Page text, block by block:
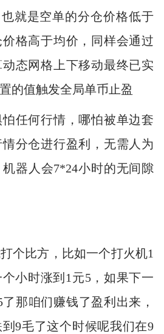
就是空单的分仓价格低于
格高于均价，同样会通过
态网格上下移动最终已实
的值触发全局单币止盈
任何行情，哪怕被单边套
分仓进行盈利，无需人为
器人会7*24小时的无间隙
个比方，比如一个打火机1
小时涨到1元5，如果下一
那咱们赚钱了盈利出来，
9毛了这个时候呢我们在9